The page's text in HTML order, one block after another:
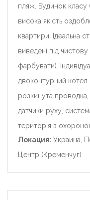
пляж. Будинок класу
висока якість
квартири. Ідеальна
виведені під
фарбувати).
двоконтурний котел
розкинута
датчики руху,
територія з
Локация: Украина,
Центр (Кременчуг)